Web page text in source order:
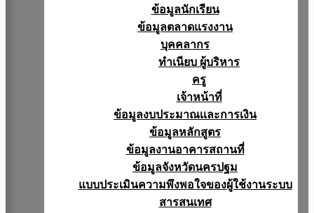
ข้อมูลนักเรียน
ข้อมูลตลาดแรงงาน
บุคคลากร
ทำเนียบ ผู้บริหาร
ครู
เจ้าหน้าที่
ข้อมูลงบประมาณเเละการเงิน
ข้อมูลหลักสูตร
ข้อมูลงานอาคารสถานที่
ข้อมูลจังหวัดนครปฐม
แบบประเมินความพึงพอใจของผู้ใช้งานระบบ
สารสนเทศ